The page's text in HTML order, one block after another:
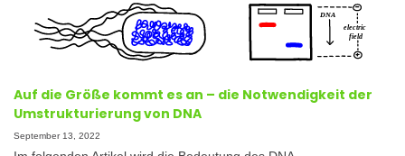
Auf die Größe kommt es an – die Notwendigkeit der
Umstrukturierung von DNA
September 13, 2022